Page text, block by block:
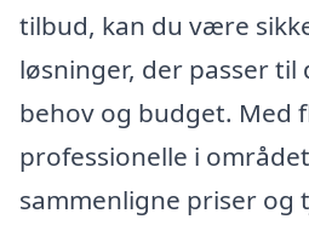
tilbud, kan du være
løsninger, der passer til
behov og budget. Med
professionelle i
sammenligne priser og